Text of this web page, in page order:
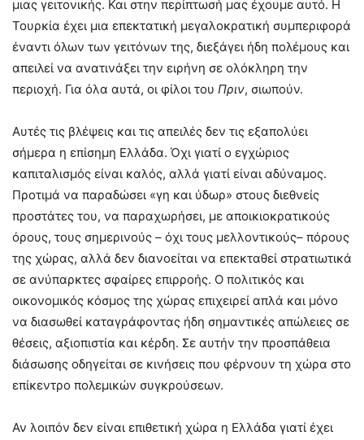
μιας γειτονικής. Και στην περίπτωσή μας έχουμε αυτό. Η
Τουρκία έχει μια επεκτατική μεγαλοκρατική συμπεριφορά
έναντι όλων των γειτόνων της, διεξάγει ήδη πολέμους και
απειλεί να ανατινάξει την ειρήνη σε ολόκληρη την
περιοχή. Για όλα αυτά, οι φίλοι του Πριν, σιωπούν.
Αυτές τις βλέψεις και τις απειλές δεν τις εξαπολύει
σήμερα η επίσημη Ελλάδα. Όχι γιατί ο εγχώριος
καπιταλισμός είναι καλός, αλλά γιατί είναι αδύναμος.
Προτιμά να παραδώσει «γη και ύδωρ» στους διεθνείς
προστάτες του, να παραχωρήσει, με αποικιοκρατικούς
όρους, τους σημερινούς – όχι τους μελλοντικούς– πόρους
της χώρας, αλλά δεν διανοείται να επεκταθεί στρατιωτικά
σε ανύπαρκτες σφαίρες επιρροής. Ο πολιτικός και
οικονομικός κόσμος της χώρας επιχειρεί απλά και μόνο
να διασωθεί καταγράφοντας ήδη σημαντικές απώλειες σε
θέσεις, αξιοπιστία και κέρδη. Σε αυτήν την προσπάθεια
διάσωσης οδηγείται σε κινήσεις που φέρνουν τη χώρα στο
επίκεντρο πολεμικών συγκρούσεων.
Αν λοιπόν δεν είναι επιθετική χώρα η Ελλάδα γιατί έχει